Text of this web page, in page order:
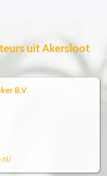
uit Akersloot
B.V.